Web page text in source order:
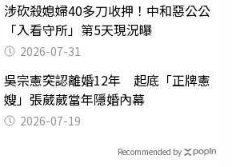
涉砍殺媳婦40多刀收押！中和惡公公
「入看守所」第5天現況曝
2026-07-31
吳宗憲突認離婚12年 起底「正牌憲
嫂」張葳葳當年隱婚內幕
2026-07-19
Recommended by